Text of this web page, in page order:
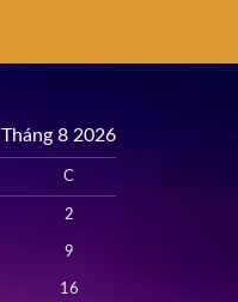
Tháng 8 2026
C
2
9
16